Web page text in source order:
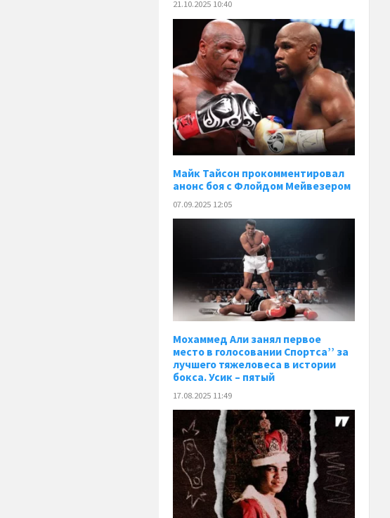
21.10.2025 10:40
Майк Тайсон прокомментировал
анонс боя с Флойдом Мейвезером
07.09.2025 12:05
Мохаммед Али занял первое
место в голосовании Спортса’’ за
лучшего тяжеловеса в истории
бокса. Усик – пятый
17.08.2025 11:49